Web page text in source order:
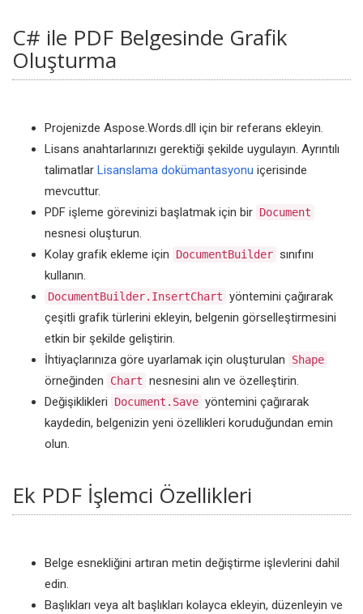
C# ile PDF Belgesinde Grafik
Oluşturma
Projenizde Aspose.Words.dll için bir referans ekleyin.
Lisans anahtarlarınızı gerektiği şekilde uygulayın. Ayrıntılı
talimatlar Lisanslama dokümantasyonu içerisinde
mevcuttur.
PDF işleme görevinizi başlatmak için bir Document
nesnesi oluşturun.
Kolay grafik ekleme için
DocumentBuilder sınıfını
kullanın.
DocumentBuilder.InsertChart yöntemini çağırarak
çeşitli grafik türlerini ekleyin, belgenin görselleştirmesini
etkin bir şekilde geliştirin.
İhtiyaçlarınıza göre uyarlamak için oluşturulan
Shape
örneğinden Chart nesnesini alın ve özelleştirin.
Değişiklikleri
Document.Save yöntemini çağırarak
kaydedin, belgenizin yeni özellikleri koruduğundan emin
olun.
Ek PDF İşlemci Özellikleri
Belge esnekliğini artıran metin değiştirme işlevlerini dahil
edin.
Başlıkları veya alt başlıkları kolayca ekleyin, düzenleyin ve